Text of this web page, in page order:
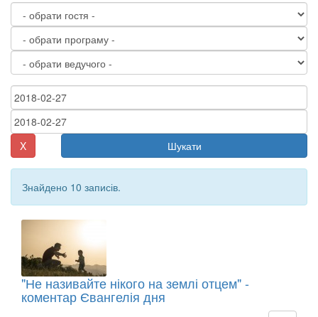
X Шукати
Знайдено 10 записів.
"Не називайте нікого на землі отцем" -
коментар Євангелія дня